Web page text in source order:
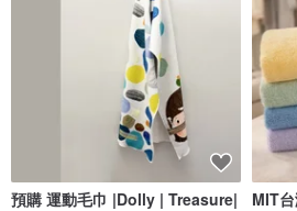
預購 運動毛巾 |Dolly | Treasure| MIT